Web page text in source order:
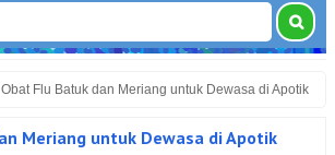
Obat Flu Batuk dan Meriang untuk Dewasa di Apotik
Meriang untuk Dewasa di Apotik